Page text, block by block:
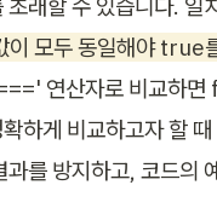
이 모두 동일해야 true
연산자로 비교하
하게 비교하고자 할
를 방지하고, 코드의